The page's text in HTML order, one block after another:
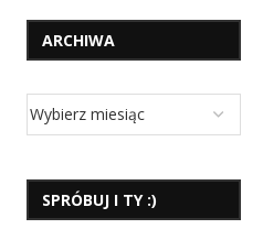
ARCHIWA
SPRÓBUJ I TY :)